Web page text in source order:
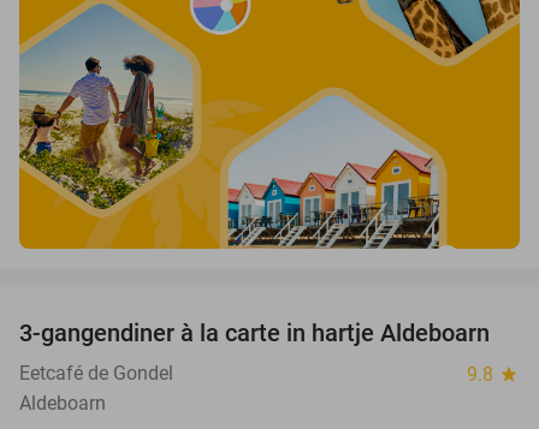
41%
3-gangendiner à la carte in hartje Aldeboarn
Eetcafé de Gondel 9.8 star
Aldeboarn